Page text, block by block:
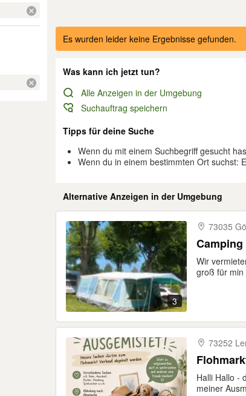
Ergebnisse
Es wurden leider keine Ergebnisse gefunden.
Was kann ich jetzt tun?
Alle Anzeigen in der Umgebung
Suchauftrag speichern
Tipps für deine Suche
Wenn du mit einem Suchbegriff gesucht
Wenn du in einem bestimmten Ort suchst:
Alternative Anzeigen in der Umgebung
3
73035
Wir
groß für min
73252
Halli Hallo -
meiner